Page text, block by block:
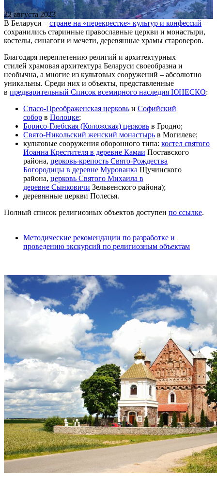
22 августа 2023
В Беларуси – стране на «перекрестке» культур и конфессий –
сохранились старинные православные церкви и монастыри,
костелы, синагоги и мечети, деревянные храмы староверов.
Благодаря переплетению религий и архитектурных
стилей храмовая архитектура Беларуси своеобразна и
необычна, а многие из культовых сооружений – абсолютно
уникальны. Среди них и объекты, представленные
в предварительный Cписок всемирного наследия ЮНЕСКО:
Спасо-Преображенская церковь и Софийский
собор в Полоцке;
Борисо-Глебская (Коложская) церковь в Гродно;
Свято-Никольский женский монастырь в Могилеве;
культовые сооружения оборонного типа: костел cвятого
Иоанна Крестителя в деревне Камаи Поставского
района, церковь-крепость Свято-Рождества
Богородицы в деревне Мурованка Щучинского
района, церковь Святого Михаила в
деревне Сынковичи Зельвенского района);
деревянные церкви Полесья.
Полный список религиозных объектов доступен по ссылке.
Методические рекомендации по разработке и
проведению экскурсий по религиозным объектам